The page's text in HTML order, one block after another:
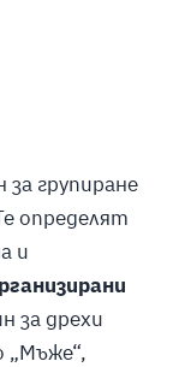
групиране
определят
и
за дрехи
„Мъже“,